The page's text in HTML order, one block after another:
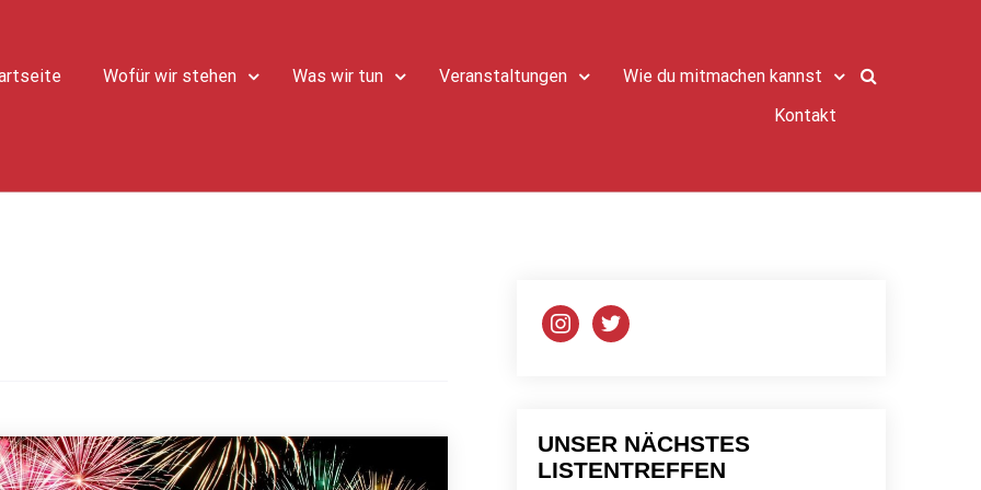
Wofür wir stehen Was wir tun Veranstaltungen
Wie du mitmachen kannst
Kontakt
instagram
twitter
UNSER NÄCHSTES
LISTENTREFFEN